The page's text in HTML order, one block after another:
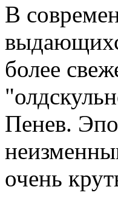
В
более
Пенев.
очень